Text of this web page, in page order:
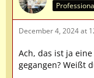
December 4, 2024 at
Ach, das ist ja
gegangen? Weißt